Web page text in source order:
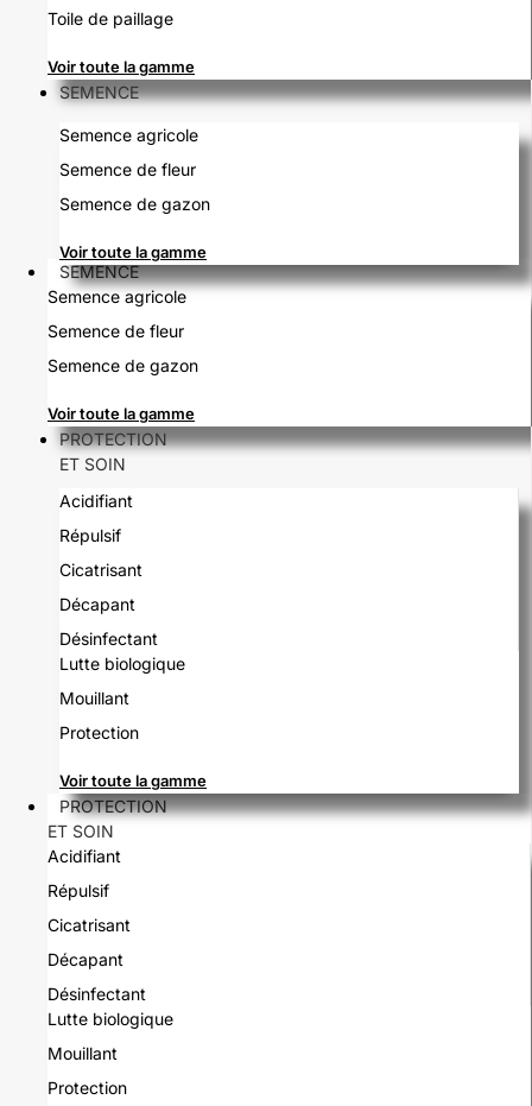
Toile de paillage
Voir toute la gamme
SEMENCE
Semence agricole
Semence de fleur
Semence de gazon
Voir toute la gamme
SEMENCE
Semence agricole
Semence de fleur
Semence de gazon
Voir toute la gamme
PROTECTION
ET SOIN
Acidifiant
Répulsif
Cicatrisant
Décapant
Désinfectant
Lutte biologique
Mouillant
Protection
Voir toute la gamme
PROTECTION
ET SOIN
Acidifiant
Répulsif
Cicatrisant
Décapant
Désinfectant
Lutte biologique
Mouillant
Protection